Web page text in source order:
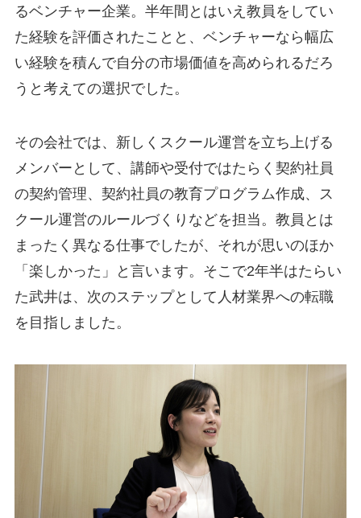
るベンチャー企業。半年間とはいえ教員をしてい
た経験を評価されたことと、ベンチャーなら幅広
い経験を積んで自分の市場価値を高められるだろ
うと考えての選択でした。
その会社では、新しくスクール運営を立ち上げる
メンバーとして、講師や受付ではたらく契約社員
の契約管理、契約社員の教育プログラム作成、ス
クール運営のルールづくりなどを担当。教員とは
まったく異なる仕事でしたが、それが思いのほか
「楽しかった」と言います。そこで2年半はたらい
た武井は、次のステップとして人材業界への転職
を目指しました。